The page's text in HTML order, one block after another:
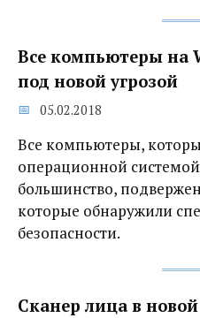
Все компьютеры на
под новой угрозой‍
05.02.2018
Все компьютеры,
операционной
большинство,
которые обнаружили
безопасности.
Сканер лица в